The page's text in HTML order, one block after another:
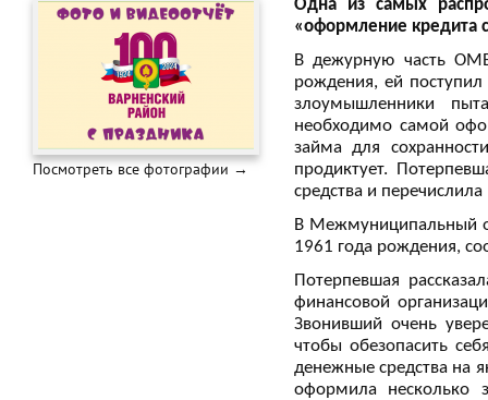
Одна из самых
«оформление кредита
В дежурную часть
рождения, ей
злоумышленники
необходимо самой
займа для
продиктует.
средства и
В Межмуниципальный
1961 года рождения,
Потерпевшая
финансовой
Звонивший очень
чтобы обезопасить
денежные средства на
оформила несколько
Посмотреть все фотографии →